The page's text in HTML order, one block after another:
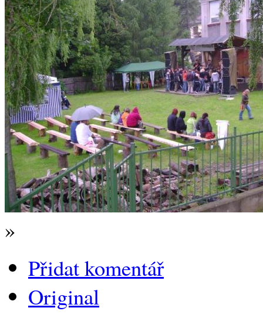
»
Přidat komentář
Original